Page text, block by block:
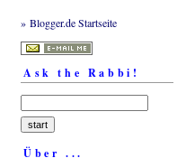
» Blogger.de Startseite
Ask the Rabbi!
Über ...